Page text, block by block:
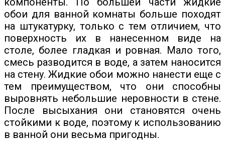
обои для ванной комнаты больше походят
на штукатурку, только с тем отличием, что
поверхность их в нанесенном виде на
столе, более гладкая и ровная. Мало того,
смесь разводится в воде, а затем наносится
на стену. Жидкие обои можно нанести еще с
тем преимуществом, что они способны
выровнять небольшие неровности в стене.
После высыхания они становятся очень
стойкими к воде, поэтому к использованию
в ванной они весьма пригодны.